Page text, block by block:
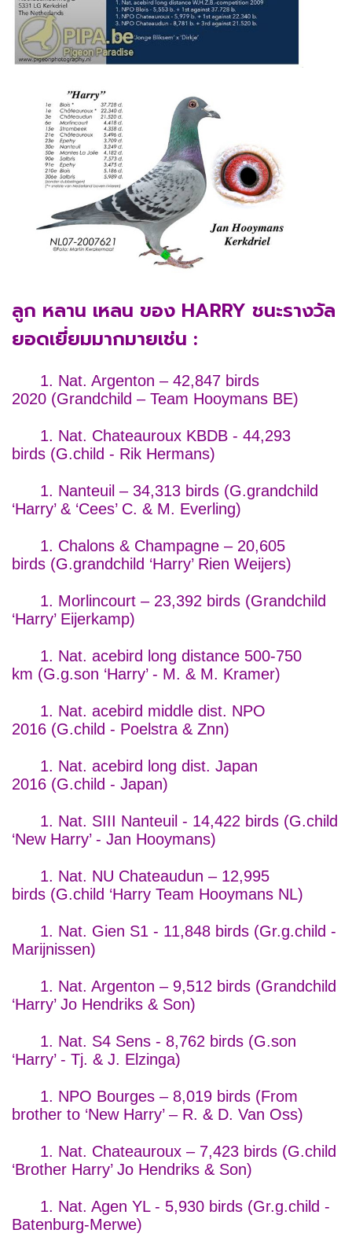
ลูก หลาน เหลน ของ HARRY ชนะรางวัล
ยอดเยี่ยมมากมายเช่น :
1. Nat. Argenton – 42,847 birds
2020 (Grandchild – Team Hooymans BE)
1. Nat. Chateauroux KBDB - 44,293
birds (G.child - Rik Hermans)
1. Nanteuil – 34,313 birds (G.grandchild
‘Harry’ & ‘Cees’ C. & M. Everling)
1. Chalons & Champagne – 20,605
birds (G.grandchild ‘Harry’ Rien Weijers)
1. Morlincourt – 23,392 birds (Grandchild
‘Harry’ Eijerkamp)
1. Nat. acebird long distance 500-750
km (G.g.son ‘Harry’ - M. & M. Kramer)
1. Nat. acebird middle dist. NPO
2016 (G.child - Poelstra & Znn)
1. Nat. acebird long dist. Japan
2016 (G.child - Japan)
1. Nat. SIII Nanteuil - 14,422 birds (G.child
‘New Harry’ - Jan Hooymans)
1. Nat. NU Chateaudun – 12,995
birds (G.child ‘Harry Team Hooymans NL)
1. Nat. Gien S1 - 11,848 birds (Gr.g.child -
Marijnissen)
1. Nat. Argenton – 9,512 birds (Grandchild
‘Harry’ Jo Hendriks & Son)
1. Nat. S4 Sens - 8,762 birds (G.son
‘Harry’ - Tj. & J. Elzinga)
1. NPO Bourges – 8,019 birds (From
brother to ‘New Harry’ – R. & D. Van Oss)
1. Nat. Chateauroux – 7,423 birds (G.child
‘Brother Harry’ Jo Hendriks & Son)
1. Nat. Agen YL - 5,930 birds (Gr.g.child -
Batenburg-Merwe)